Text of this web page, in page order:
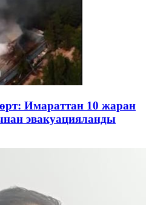
Имараттан 10 жаран
эвакуацияланды